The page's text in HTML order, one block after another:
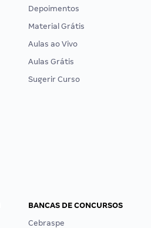
Depoimentos
Material Grátis
Aulas ao Vivo
Aulas Grátis
Sugerir Curso
BANCAS DE CONCURSOS
Cebraspe